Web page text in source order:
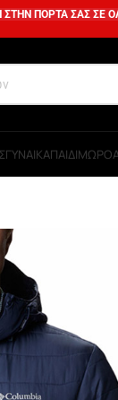
ΣΤΗΝ ΠΟΡΤΑ ΣΑΣ ΣΕ
ΓΥΝΑΙΚΑΠΑΙΔΙΜΩΡΟ